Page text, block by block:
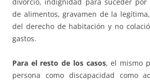
divorcio, indignidad para suceder
de alimentos, gravamen de la
del derecho de habitación y no
gastos.
Para el resto de los casos, el mismo
persona como discapacidad como